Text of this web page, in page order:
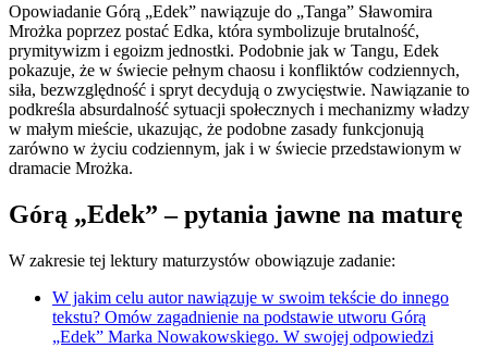
Opowiadanie Górą „Edek” nawiązuje do „Tanga” Sławomira
Mrożka poprzez postać Edka, która symbolizuje brutalność,
prymitywizm i egoizm jednostki. Podobnie jak w Tangu, Edek
pokazuje, że w świecie pełnym chaosu i konfliktów codziennych,
siła, bezwzględność i spryt decydują o zwycięstwie. Nawiązanie to
podkreśla absurdalność sytuacji społecznych i mechanizmy władzy
w małym mieście, ukazując, że podobne zasady funkcjonują
zarówno w życiu codziennym, jak i w świecie przedstawionym w
dramacie Mrożka.
Górą „Edek” – pytania jawne na maturę
W zakresie tej lektury maturzystów obowiązuje zadanie:
W jakim celu autor nawiązuje w swoim tekście do innego
tekstu? Omów zagadnienie na podstawie utworu Górą
„Edek” Marka Nowakowskiego. W swojej odpowiedzi